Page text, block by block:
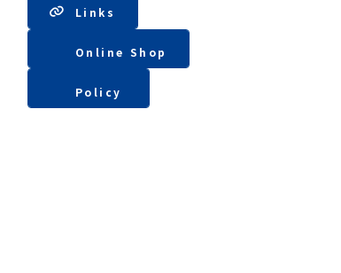
Lin ks
Online Shop
Policy